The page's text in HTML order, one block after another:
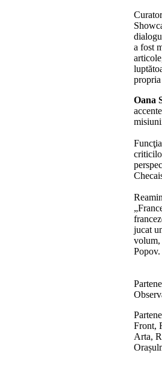
a fost
Oana
jucat
volum,
Popov.
Front,
Arta,